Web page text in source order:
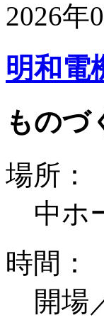
2026年
明和
ものづ
場所：
中ホ
時間：
開場